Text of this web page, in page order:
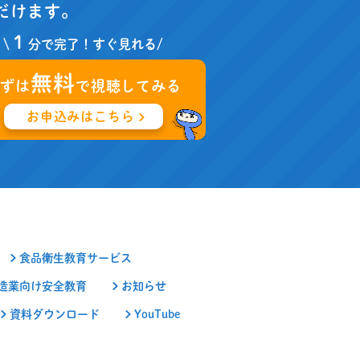
けます。
\ １分で完了！すぐ見れる/
は無料で視聴してみる
お申込みはこちら
食品衛生教育サービス
業向け安全教育 お知らせ
資料ダウンロード YouTube